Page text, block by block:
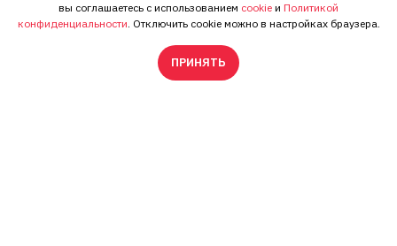
вы соглашаетесь с использованием cookie и Политикой
конфиденциальности. Отключить cookie можно в настройках браузера.
ПРИНЯТЬ